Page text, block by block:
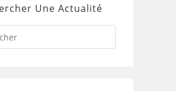
Une Actualité
Press
to